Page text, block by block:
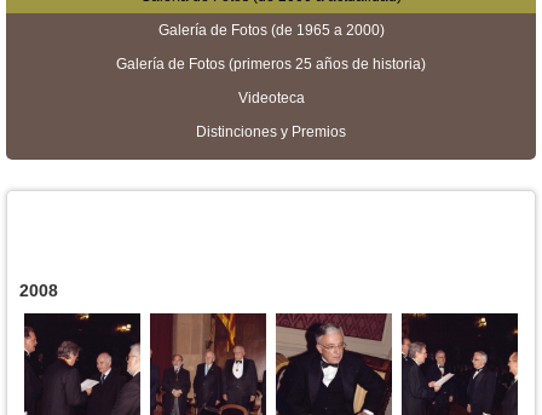
Galería de Fotos (de 1965 a 2000)
Galería de Fotos (primeros 25 años de historia)
Videoteca
Distinciones y Premios
2008